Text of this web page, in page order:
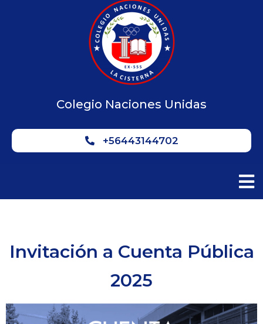
Colegio Naciones Unidas
+56443144702
Invitación a Cuenta Pública
2025